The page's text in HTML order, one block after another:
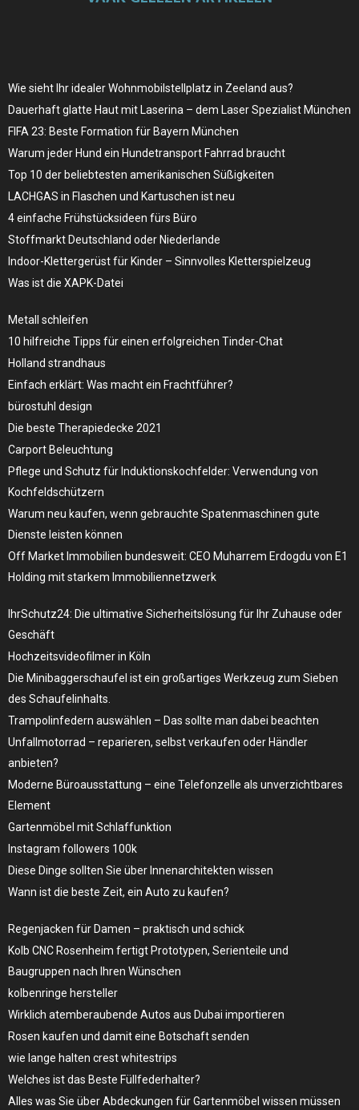
Wie sieht Ihr idealer Wohnmobilstellplatz in Zeeland aus?
Dauerhaft glatte Haut mit Laserina – dem Laser Spezialist München
FIFA 23: Beste Formation für Bayern München
Warum jeder Hund ein Hundetransport Fahrrad braucht
Top 10 der beliebtesten amerikanischen Süßigkeiten
LACHGAS in Flaschen und Kartuschen ist neu
4 einfache Frühstücksideen fürs Büro
Stoffmarkt Deutschland oder Niederlande
Indoor-Klettergerüst für Kinder – Sinnvolles Kletterspielzeug
Was ist die XAPK-Datei
Metall schleifen
10 hilfreiche Tipps für einen erfolgreichen Tinder-Chat
Holland strandhaus
Einfach erklärt: Was macht ein Frachtführer?
bürostuhl design
Die beste Therapiedecke 2021
Carport Beleuchtung
Pflege und Schutz für Induktionskochfelder: Verwendung von
Kochfeldschützern
Warum neu kaufen, wenn gebrauchte Spatenmaschinen gute
Dienste leisten können
Off Market Immobilien bundesweit: CEO Muharrem Erdogdu von E1
Holding mit starkem Immobiliennetzwerk
IhrSchutz24: Die ultimative Sicherheitslösung für Ihr Zuhause oder
Geschäft
Hochzeitsvideofilmer in Köln
Die Minibaggerschaufel ist ein großartiges Werkzeug zum Sieben
des Schaufelinhalts.
Trampolinfedern auswählen – Das sollte man dabei beachten
Unfallmotorrad – reparieren, selbst verkaufen oder Händler
anbieten?
Moderne Büroausstattung – eine Telefonzelle als unverzichtbares
Element
Gartenmöbel mit Schlaffunktion
Instagram followers 100k
Diese Dinge sollten Sie über Innenarchitekten wissen
Wann ist die beste Zeit, ein Auto zu kaufen?
Regenjacken für Damen – praktisch und schick
Kolb CNC Rosenheim fertigt Prototypen, Serienteile und
Baugruppen nach Ihren Wünschen
kolbenringe hersteller
Wirklich atemberaubende Autos aus Dubai importieren
Rosen kaufen und damit eine Botschaft senden
wie lange halten crest whitestrips
Welches ist das Beste Füllfederhalter?
Alles was Sie über Abdeckungen für Gartenmöbel wissen müssen